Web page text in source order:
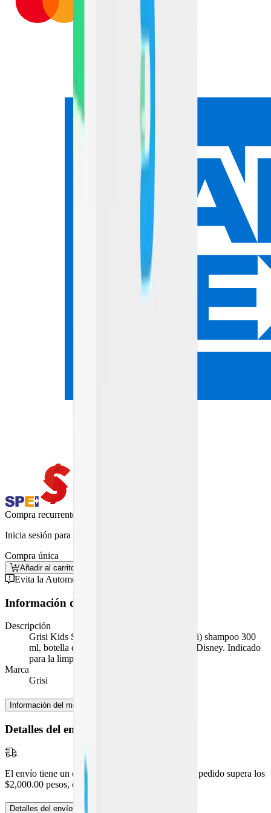
Compra recurrente
Inicia sesión para activar la compra recurrente
Compra única
Añadir al carrito
Evita la Automedicación
Información del medicamento
Descripción
Grisi Kids Shampoo Princesas Disney (Grisi) shampoo 300
ml, botella de plástico con diseño Princesas Disney. Indicado
para la limpieza e higiene capilar en niños.
Marca
Grisi
Información del medicamento
Detalles del envío
El envío tiene un costo de
pesos, pero si tu pedido supera los
$2,000.00 pesos, es
Detalles del envío